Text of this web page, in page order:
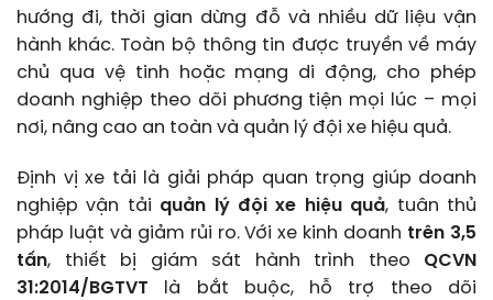
hướng đi, thời gian dừng đỗ và nhiều dữ liệu vận
hành khác. Toàn bộ thông tin được truyền về máy
chủ qua vệ tinh hoặc mạng di động, cho phép
doanh nghiệp theo dõi phương tiện mọi lúc – mọi
nơi, nâng cao an toàn và quản lý đội xe hiệu quả.
Định vị xe tải là giải pháp quan trọng giúp doanh
nghiệp vận tải quản lý đội xe hiệu quả, tuân thủ
pháp luật và giảm rủi ro. Với xe kinh doanh trên 3,5
tấn, thiết bị giám sát hành trình theo QCVN
31:2014/BGTVT là bắt buộc, hỗ trợ theo dõi